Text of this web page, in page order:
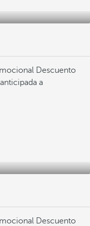
Descuento
a
Descuento